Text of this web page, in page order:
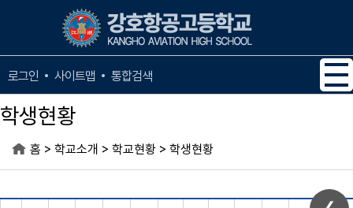
로그인 사이트맵 통합검색
학생현황
홈 > 학교소개 > 학교현황 > 학생현황